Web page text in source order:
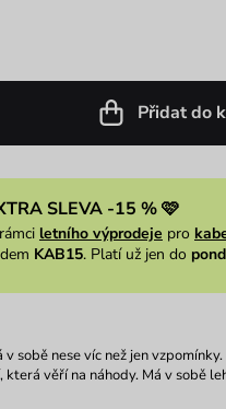
Přidat do
SLEVA -15 % 🩷
letního výprodeje pro
KAB15. Platí už jen do
v sobě nese víc než jen
která věří na náhody. Má v sobě